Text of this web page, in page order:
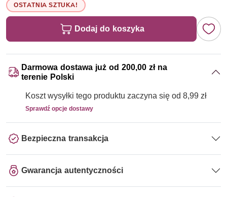
OSTATNIA SZTUKA!
Dodaj do koszyka
Darmowa dostawa już od 200,00 zł na
terenie Polski
Koszt wysyłki tego produktu zaczyna się od 8,99 zł
Sprawdź opcje dostawy
Bezpieczna transakcja
Gwarancja autentyczności